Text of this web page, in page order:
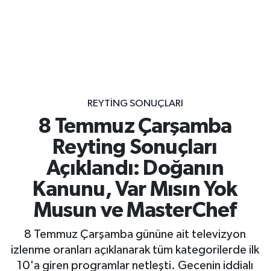
REYTING SONUÇLARI
8 Temmuz Çarşamba
Reyting Sonuçları
Açıklandı: Doğanın
Kanunu, Var Mısın Yok
Musun ve MasterChef
8 Temmuz Çarşamba gününe ait televizyon
izlenme oranları açıklanarak tüm kategorilerde ilk
10'a giren programlar netleşti. Gecenin iddialı